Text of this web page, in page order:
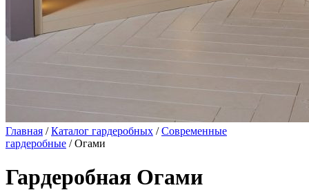
Главная /Каталог гардеробных /Современные
гардеробные / Огами
Гардеробная Огами